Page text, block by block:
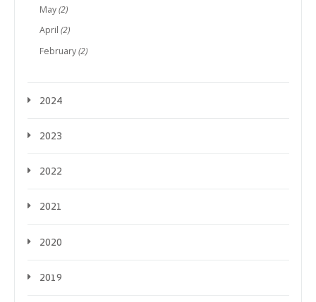
May(2)
April (2)
February(2)
2024
2023
2022
2021
2020
2019